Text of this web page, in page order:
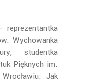
Wychowanka
studentka
Pięknych im.
Jak